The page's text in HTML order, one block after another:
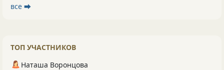
все ⮕
ТОП УЧАСТНИКОВ
Наташа Воронцова